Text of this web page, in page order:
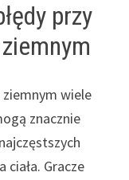
przy
wiele
znacznie
Gracze